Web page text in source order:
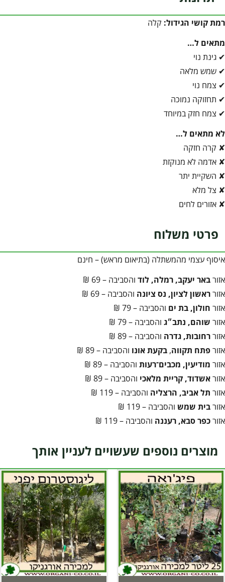
רמת קושי הגידול: קלה
מתאים ל…
✔ גינת נוי
✔ שמש מלאה
✔ צמח נוי
✔ תחזוקה נמוכה
✔ צמח חזק במיוחד
לא מתאים ל…
✘ קרה חזקה
✘ אדמה לא מנוקזת
✘ השקיית יתר
✘ צל מלא
✘ אזורים לחים
פרטי משלוח
איסוף עצמי מהמשתלה (בתיאום מראש) – חינם
אזורבאר יעקב, רמלה, לוד והסביבה – 69 ₪
אזורראשון לציון, נס ציונה והסביבה – 69 ₪
אזור חולון, בת ים והסביבה – 79 ₪
אזור שוהם, נתב״ג והסביבה – 79 ₪
אזוררחובות, גדרה והסביבה – 89 ₪
אזורפתח תקווה, בקעת אונו והסביבה – 89 ₪
אזור מודיעין, מכבים־רעות והסביבה – 89 ₪
אזוראשדוד, קריית מלאכי והסביבה – 89 ₪
אזור תל אביב, הרצליה והסביבה – 119 ₪
אזורבית שמש והסביבה – 119 ₪
אזורכפר סבא, רעננה והסביבה – 119 ₪
מוצרים נוספים שעשויים לעניין אותך